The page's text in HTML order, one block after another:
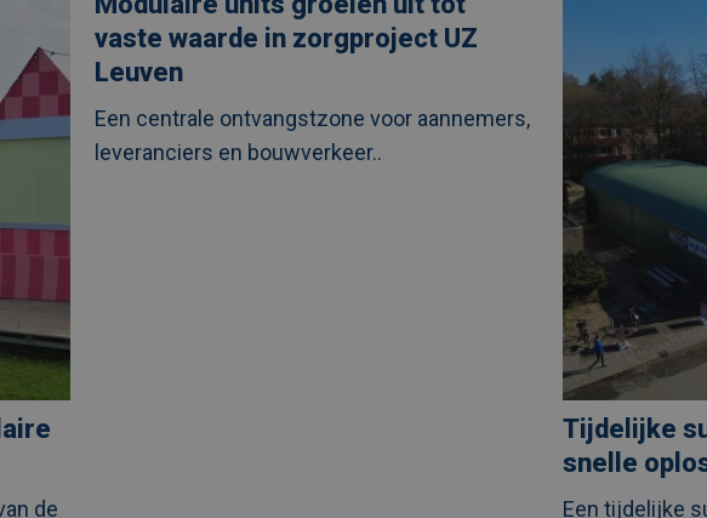
de
vaste waarde in zorgproject UZ
Leuven
Een centrale ontvangstzone voor aannemers,
leveranciers en bouwverkeer..
groeien
uit
tot
vaste
in
zorgproject
UZ
Tijdelijke
snelle
Een tijdelijke
snelle
oplossing
tijdens
renovatie